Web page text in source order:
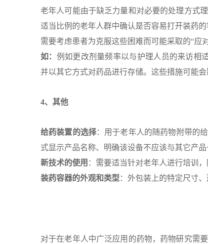
老年人可能由于缺乏力量和对必要的处理方式
适当比例的老年人群中确认是否容易打开装药的
需要考虑患者为克服这些困难而可能采取的“应
如： 例如更改剂量频率以与护理人员的来访相
并以其它方式对药品进行存储。这些措施可能
4、其他
给药装置的选择：用于老年人的随药物附带的
式显示产品名称、明确该设备不应该与其它产品
新技术的使用 ：需要适当针对老年人进行培训
装药容器的外观和类型 ：外包装上的特定尺寸
对于在老年人中广泛应用的药物，药物研究需